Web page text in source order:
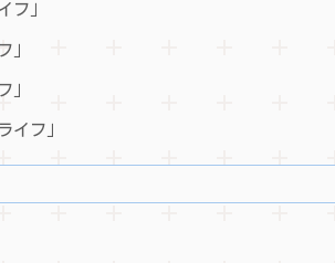
フ」
」
」
イフ」